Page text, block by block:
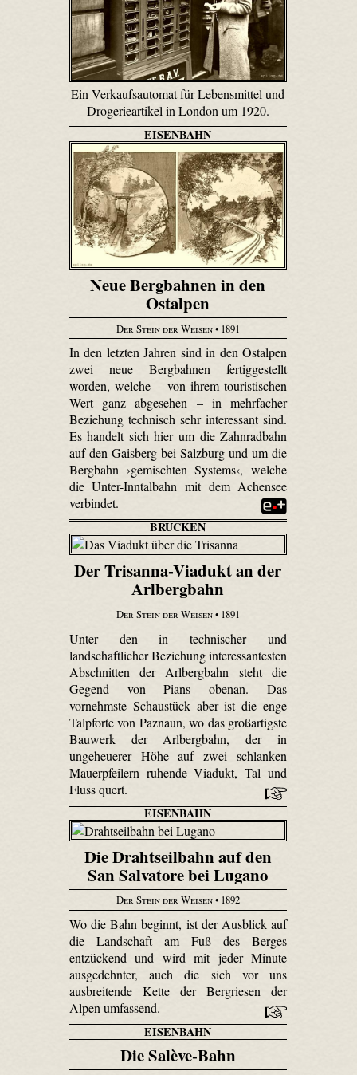
Ein Verkaufsautomat für Lebensmittel und
Drogerieartikel in London um 1920.
EISENBAHN
Neue Bergbahnen in den
Ostalpen
Der Stein der Weisen• 1891
In den letzten Jahren sind in den Ostalpen
zwei neue Bergbahnen fertiggestellt
worden, welche – von ihrem touristischen
Wert ganz abgesehen – in mehrfacher
Beziehung technisch sehr interessant sind.
Es handelt sich hier um die Zahnradbahn
auf den Gaisberg bei Salzburg und um die
Bergbahn ›gemischten Systems‹, welche
die Unter-Inntalbahn mit dem Achensee
verbindet.
BRÜCKEN
Der Trisanna-Viadukt an der
Arlbergbahn
Der Stein der Weisen• 1891
Unter den in technischer und
landschaftlicher Beziehung interessantesten
Abschnitten der Arlbergbahn steht die
Gegend von Pians obenan. Das
vornehmste Schaustück aber ist die enge
Talpforte von Paznaun, wo das großartigste
Bauwerk der Arlbergbahn, der in
ungeheuerer Höhe auf zwei schlanken
Mauerpfeilern ruhende Viadukt, Tal und
Fluss quert.
EISENBAHN
Die Drahtseilbahn auf den
San Salvatore bei Lugano
Der Stein der Weisen• 1892
Wo die Bahn beginnt, ist der Ausblick auf
die Landschaft am Fuß des Berges
entzückend und wird mit jeder Minute
ausgedehnter, auch die sich vor uns
ausbreitende Kette der Bergriesen der
Alpen umfassend.
EISENBAHN
Die Salève-Bahn